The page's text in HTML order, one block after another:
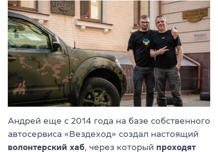
Андрей еще с 2014 года на базе собственного
автосервиса «Вездеход» создал настоящий
волонтерский хаб, через который проходят